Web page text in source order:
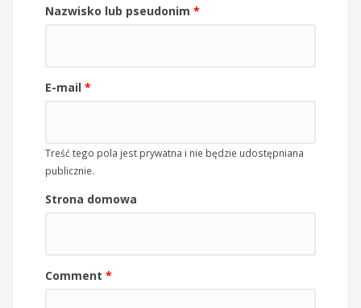
Nazwisko lub pseudonim *
E-mail *
Treść tego pola jest prywatna i nie będzie udostępniana
publicznie.
Strona domowa
Comment *